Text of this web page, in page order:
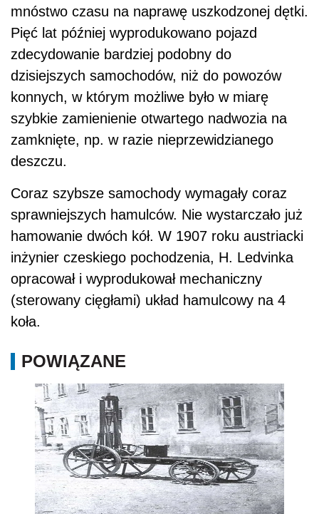
mnóstwo czasu na naprawę uszkodzonej dętki.
Pięć lat później wyprodukowano pojazd
zdecydowanie bardziej podobny do
dzisiejszych samochodów, niż do powozów
konnych, w którym możliwe było w miarę
szybkie zamienienie otwartego nadwozia na
zamknięte, np. w razie nieprzewidzianego
deszczu.
Coraz szybsze samochody wymagały coraz
sprawniejszych hamulców. Nie wystarczało już
hamowanie dwóch kół. W 1907 roku austriacki
inżynier czeskiego pochodzenia, H. Ledvinka
opracował i wyprodukował mechaniczny
(sterowany cięgłami) układ hamulcowy na 4
koła.
POWIĄZANE